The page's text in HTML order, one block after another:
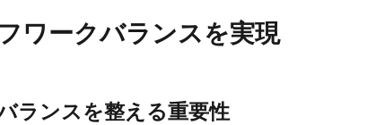
ワークバランスを実現
ランスを整える重要性